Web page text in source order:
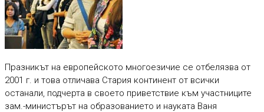
Празникът на европейското многоезичие се отбелязва от
2001 г. и това отличава Стария континент от всички
останали, подчерта в своето приветствие към участниците
зам.-министърът на образованието и науката Ваня